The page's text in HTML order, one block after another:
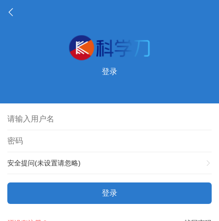
登录
安全提问(未设置请忽略)
登录